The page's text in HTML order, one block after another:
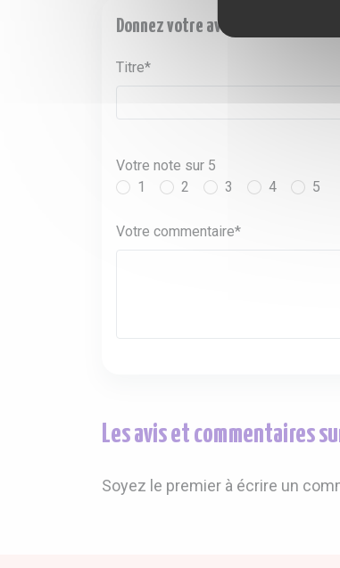
Donnez votre avis sur la marque
Titre*
Votre note sur 5
1
2 3 4 5
Votre commentaire*
Les avis et commentaires
Soyez le premier à écrire un